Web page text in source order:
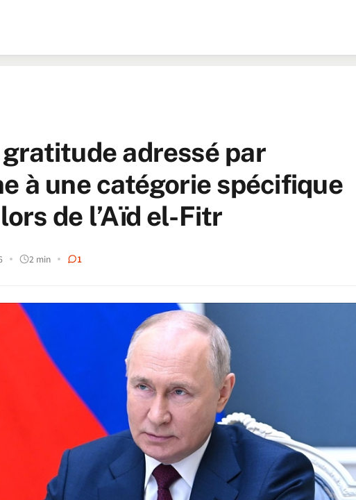
gratitude adressé par
à une catégorie spécifique
de l’Aïd el-Fitr
2 min 1